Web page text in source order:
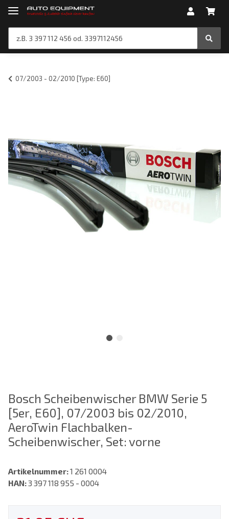
07/2003 - 02/2010 [Type: E60]
Bosch Scheibenwischer BMW Serie 5
[5er, E60], 07/2003 bis 02/2010,
AeroTwin Flachbalken-
Scheibenwischer, Set: vorne
Artikelnummer:1 261 0004
HAN:3 397 118 955 - 0004